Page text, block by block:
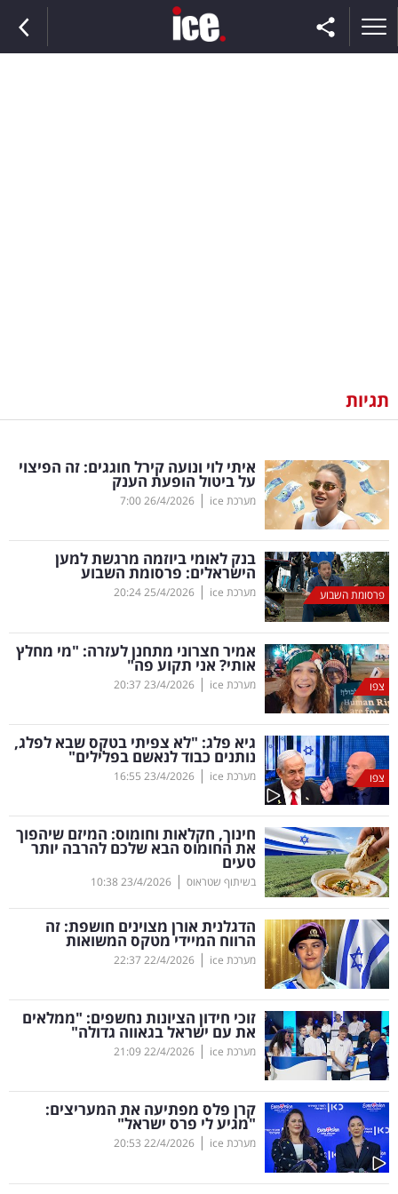
וצרכנות
דיגיטל
וטק
שיווק
ופרסום
משפט
מדדים
ומחקרים
דעות
רכילות
עסקית
קריפטו
ויראלי
טלוויזיה
עסקי
ספורט
קריירה
ולימודים
מינויים
רייטינג
רכב
תגיות
איתי לוי ונועה קירל חוגגים: זה הפיצוי
על ביטול הופעת הענק
מערכת ice |
26/4/2026
7:00
פרסומת השבוע
בנק לאומי ביוזמה מרגשת למען
הישראלים: פרסומת השבוע
מערכת ice |
25/4/2026
20:24
צפו
אמיר חצרוני מתחנן לעזרה: "מי מחלץ
אותי? אני תקוע פה"
מערכת ice |
23/4/2026
20:37
צפו
גיא פלג: "לא צפיתי בטקס שבא לפלג,
נותנים כבוד לנאשם בפלילים"
מערכת ice |
23/4/2026
16:55
חינוך, חקלאות וחומוס: המיזם שיהפוך
את החומוס הבא שלכם להרבה יותר
טעים
בשיתוף שטראוס |
23/4/2026
10:38
הדגלנית אורן מצוינים חושפת: זה
הרווח המיידי מטקס המשואות
מערכת ice |
22/4/2026
22:37
זוכי חידון הציונות נחשפים: "ממלאים
את עם ישראל בגאווה גדולה"
מערכת ice |
22/4/2026
21:09
קרן פלס מפתיעה את המעריצים:
"מגיע לי פרס ישראל"
מערכת ice |
22/4/2026
20:53